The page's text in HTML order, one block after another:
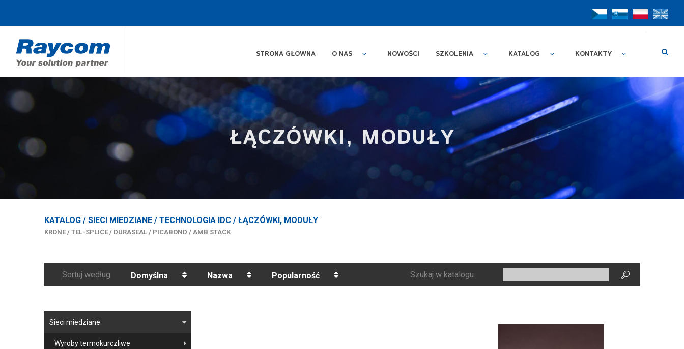
STRONA GŁÓWNA O NAS NOWOŚCI SZKOLENIA KATALOG KONTAKTY
ŁĄCZÓWKI, MODUŁY
KATALOG / SIECI MIEDZIANE / TECHNOLOGIA IDC / ŁĄCZÓWKI, MODUŁY
KRONE / TEL-SPLICE / DURASEAL / PICABOND / AMB STACK
Sortuj według Domyślna Nazwa Popularność Szukaj w katalogu
Sieci miedziane
Wyroby termokurczliwe